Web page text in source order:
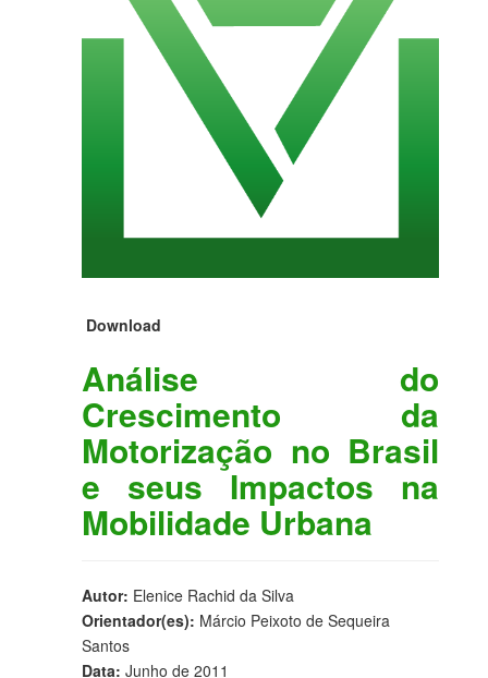
Download
Análise do
Crescimento da
Motorização no Brasil
e seus Impactos na
Mobilidade Urbana
Autor: Elenice Rachid da Silva
Orientador(es): Márcio Peixoto de Sequeira
Santos
Data: Junho de 2011